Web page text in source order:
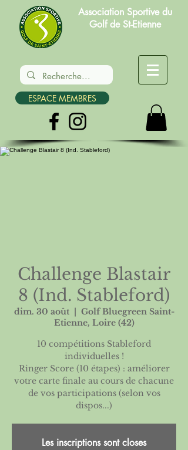
Association Sportive du
Golf de St-Etienne
ESPACE MEMBRES
Challenge Blastair
8 (Ind. Stableford)
dim. 30 août
  |
Golf Bluegreen Saint-
Etienne, Loire (42)
10 compétitions Stableford
individuelles !
Ringer Score (10 étapes) : améliorer
votre carte finale au cours de chacune
de vos participations (selon vos
dispos...)
Les inscriptions sont closes